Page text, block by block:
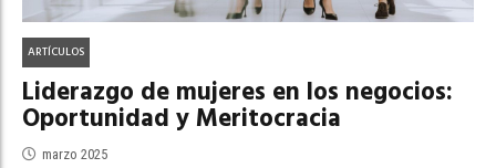
ARTÍCULOS
Liderazgo de mujeres en los negocios:
Oportunidad y Meritocracia
marzo 2025